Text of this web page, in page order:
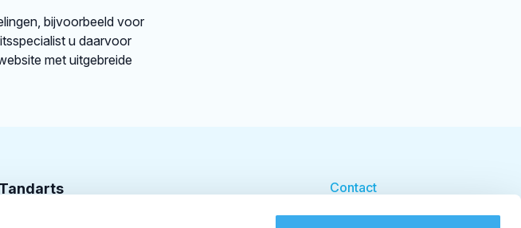
bijvoorbeeld voor
u daarvoor
met uitgebreide
Tandarts
Contact
Cookie beleid